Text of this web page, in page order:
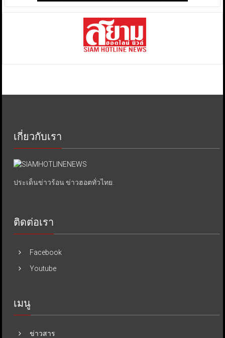
เกี่ยวกับเรา
ประเด็นข่าวร้อน ข่าวฮอตทั่วไทย.
ติดต่อเรา
Facebook
Youtube
เมนู
ข่าวสาร